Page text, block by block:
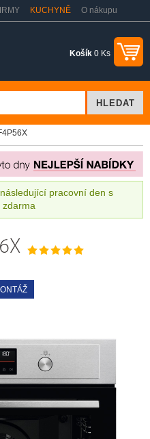
KUCHYNĚ
O nákupu
Košík 0 Ks
pracovní den s
zdarma